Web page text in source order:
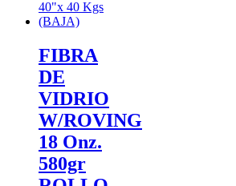
FIBRA
DE
VIDRIO
W/ROVING
18 Onz.
580gr